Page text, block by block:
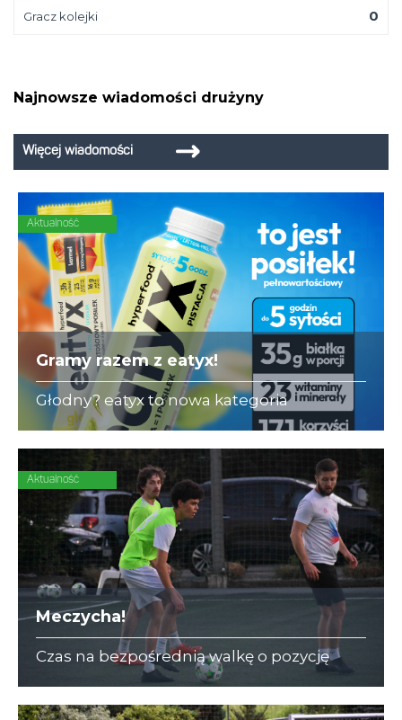
Gracz kolejki 0
Najnowsze wiadomości drużyny
Więcej wiadomości
Aktualność
Gramy razem z eatyx!
Głodny? eatyx to nowa kategoria
Hyperfood®, czyli pełnowartościowych
posiłków w różnych postaciach,
mogących zastąpić dowolne danie w
ciągu dnia
Aktualność
Meczycha!
Czas na bezpośrednią walkę o pozycję
lidera w I Lidze A i III Lidze C. Naprzeciw
siebie stają Dedax z DIAMOND i ZAJC
Akcesoria z Korporatami.